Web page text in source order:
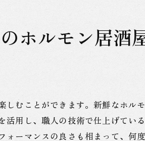
ホルモン居酒
むことができます。新鮮なホル
用し、職人の技術で仕上げてい
ーマンスの良さも相まって、何